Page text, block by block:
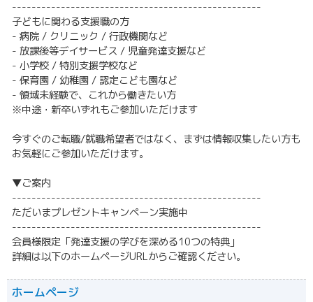
---------------------------------------------------
子どもに関わる支援職の方
- 病院 / クリニック / 行政機関など
- 放課後等デイサービス / 児童発達支援など
- 小学校 / 特別支援学校など
- 保育園 / 幼稚園 / 認定こども園など
- 領域未経験で、これから働きたい方
※中途・新卒いずれもご参加いただけます
今すぐのご転職/就職希望者ではなく、まずは情報収集したい方も
お気軽にご参加いただけます。
▼ご案内
---------------------------------------------------
ただいまプレゼントキャンペーン実施中
---------------------------------------------------
会員様限定「発達支援の学びを深める10つの特典」
詳細は以下のホームページURLからご確認ください。
ホームページ